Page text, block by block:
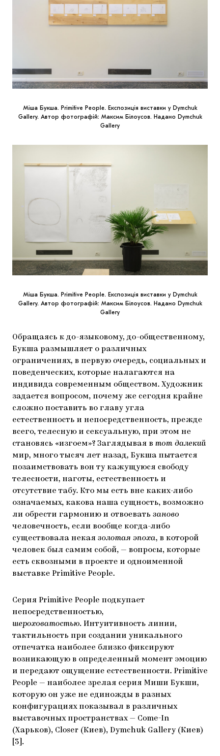
Міша Букша. Primitive People. Експозиція виставки у Dymchuk
Gallery. Автор фотографій: Максим Білоусов. Надано Dymchuk
Gallery
Міша Букша. Primitive People. Експозиція виставки у Dymchuk
Gallery. Автор фотографій: Максим Білоусов. Надано Dymchuk
Gallery
Обращаясь к до-языковому, до-общественному,
Букша размышляет о различных
ограничениях, в первую очередь, социальных и
поведенческих, которые налагаются на
индивида современным обществом. Художник
задается вопросом, почему же сегодня крайне
сложно поставить во главу угла
естественность и непосредственность, прежде
всего, телесную и сексуальную, при этом не
становясь «изгоем»? Заглядывая в тот далекий
мир, много тысяч лет назад, Букша пытается
позаимствовать вон ту кажущуюся свободу
телесности, наготы, естественность и
отсутствие табу. Кто мы есть вне каких-либо
означаемых, какова наша сущность, возможно
ли обрести гармонию и отвоевать заново
человечность, если вообще когда-либо
существовала некая золотая эпоха, в которой
человек был самим собой, — вопросы, которые
есть сквозными в проекте и одноименной
выставке Primitive People.
Серия Primitive People подкупает
непосредственностью,
шероховатостью. Интуитивность линии,
тактильность при создании уникального
отпечатка наиболее близко фиксируют
возникающую в определенный момент эмоцию
и передают ощущение естественности. Primitive
People — наиболее зрелая серия Миши Букши,
которую он уже не единожды в разных
конфигурациях показывал в различных
выставочных пространствах — Come-In
(Харьков), Closer (Киев), Dymchuk Gallery (Киев)
[3] .